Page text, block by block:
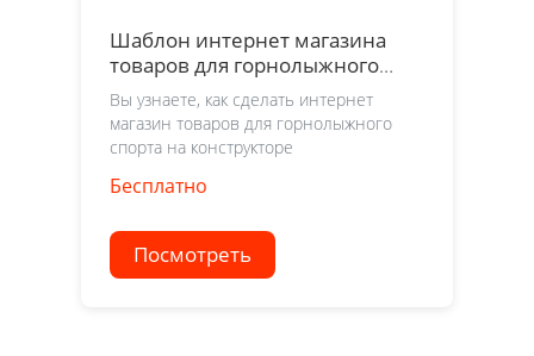
Шаблон интернет магазина
товаров для горнолыжного
спорта
Вы узнаете, как сделать интернет
магазин товаров для горнолыжного
спорта на конструкторе
Бесплатно
Посмотреть